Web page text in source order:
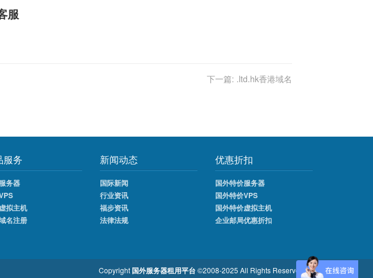
服
下一篇: .ltd.hk香港域名
服务
务器
拟主机
名注册
新闻动态
国际新闻
行业资讯
福步资讯
法律法规
优惠折扣
国外特价服务器
国外特价VPS
国外特价虚拟主机
企业邮局优惠折扣
Copyright 国外服务器租用平台©2008-2025 All Rights Reserved